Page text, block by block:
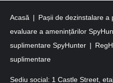
Acasă Pașii de dezinstalare a
evaluare a amenințărilor
suplimentare SpyHunter
suplimentare
Sediu social: 1 Castle Street,